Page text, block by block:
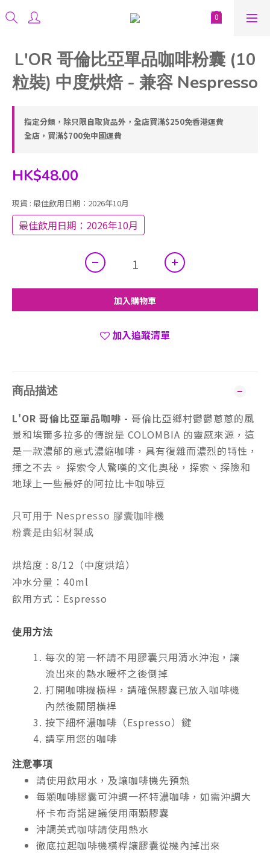
L'OR 哥倫比亞單品咖啡粉囊 (10
粒裝) 中度烘焙 - 兼容 Nespresso
指定分類，除只限自取貨品外，全店買滿$250免香港運費
全店，買滿$700免中國運費
HK$48.00
現貨 : 最佳飲用日期：2026年10月
最佳飲用日期：2026年10月
加入購物車
加入追蹤清單
商品描述
L'OR 哥倫比亞單品咖啡 - 哥倫比亞鄉村鬱鬱蔥蔥的風
景和埃爾多拉多的傳說是 COLOMBIA 的靈感來源，這
是一款濃郁的意式濃縮咖啡，具有復雜而濃烈的特性，
揮之不去。 探索令人驚嘆的文化奧秘，探索、探險和
地球上一些最好的阿拉比卡咖啡豆
只可用于 Nespresso 膠囊咖啡機
粉囊是由鋁材製成
烘焙度 : 8/12（中度烘焙）
冲水分量：40ml
飲用方式：Espresso
使用方法
每次的第一杯請不用膠囊只用清水沖泡，讓
流出來的熱水暖杯之後倒掉
打開咖啡機橫桿，請確保膠囊已放入咖啡機
內然後關閉橫桿
按下細杯濃咖啡（Espresso）鍵
請享用您的咖啡
注意事項
請使用飲用水，及讓咖啡機先預熱
每顆咖啡膠囊可沖調一杯特濃咖啡，如需沖調大
杯卡布奇諾建議使用兩顆膠囊
沖調美式咖啡請使用熱水
徹底拉起咖啡機橫桿讓膠囊從機內掉出來